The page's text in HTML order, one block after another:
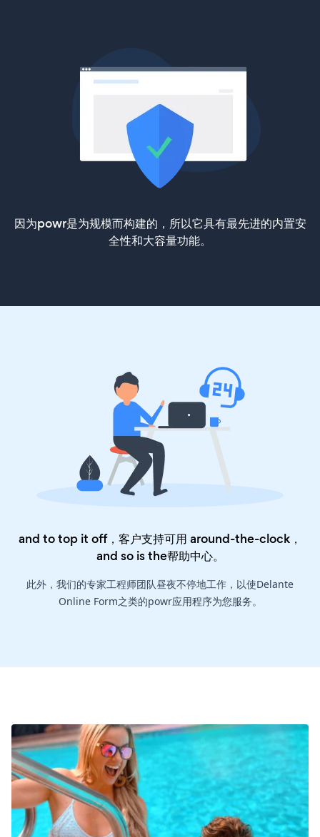
因为powr是为规模而构建的，所以它具有最先进的内置安
全性和大容量功能。
and to top it off，客户支持可用 around-the-clock，
and so is the帮助中心。
此外，我们的专家工程师团队昼夜不停地工作，以使Delante
Online Form之类的powr应用程序为您服务。